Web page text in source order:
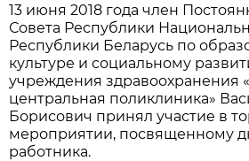
13 июня 2018 года член
Совета Республики
Республики Беларусь по
культуре и социальному
учреждения здравоохранения
центральная поликлиника»
Борисович принял участие в
мероприятии, посвященному
работника.